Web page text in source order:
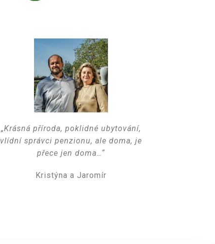
„Krásná příroda, poklidné ubytování,
vlídní správci penzionu, ale doma, je
přece jen doma…“
Kristýna a Jaromír